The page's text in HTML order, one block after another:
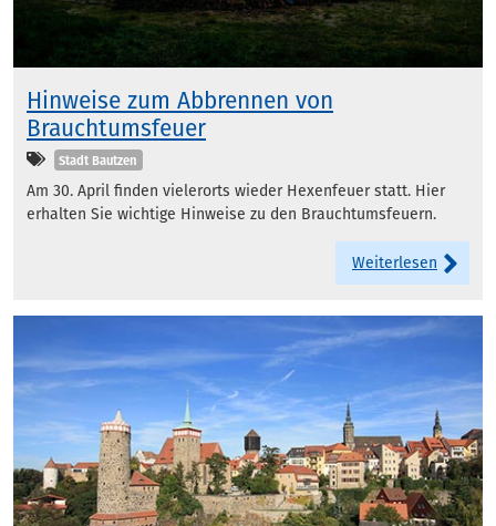
Hinweise zum Abbrennen von
Brauchtumsfeuer
Kategorien
Stadt Bautzen
Am 30. April finden vielerorts wieder Hexenfeuer statt. Hier
erhalten Sie wichtige Hinweise zu den Brauchtumsfeuern.
Weiterlesen